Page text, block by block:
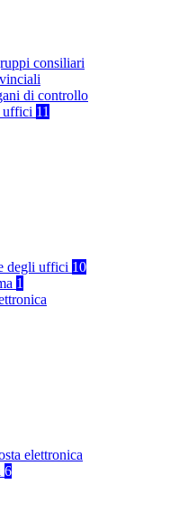
consiliari
di controllo
uffici 11
degli uffici 10
1
elettronica
6